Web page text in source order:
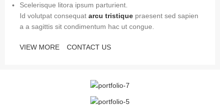
Scelerisque litora ipsum parturient.
Id volutpat consequat arcu tristique praesent sed sapien
a a sagittis sit condimentum hac ut congue.
VIEW MORE CONTACT US